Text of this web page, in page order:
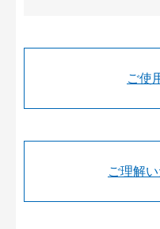
ご使
ご理解